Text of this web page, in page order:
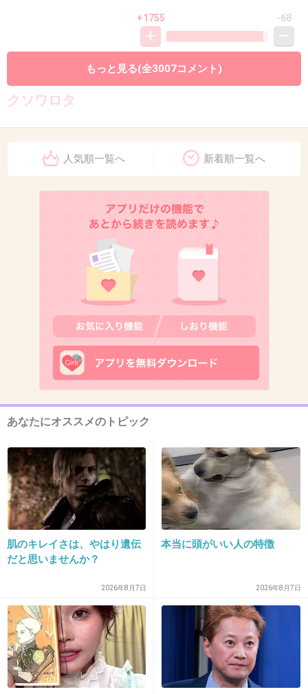
+1755 -68
2016/10/30(日) 11:13:29
クソワロタ
+1270 -62
こんなギャングみたいなギャグみたいな集団は
お願いだから東京五輪に出ないで
その前に消えて
1億円j soul brothers
+2086 -60
14. 匿名2016/10/30(日) 11:13:54
15. 匿名2016/10/30(日) 11:13:54
MVのスクショ貼らないでね
もっと見る(全3007コメント)
人気順一覧へ 新着順一覧へ
あなたにオススメのトピック
肌のキレイさは、やはり遺伝
だと思いませんか？
2026年8月7日
本当に頭がいい人の特徴
2026年8月7日